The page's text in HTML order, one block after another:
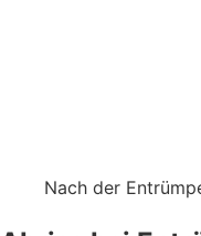
Nach der